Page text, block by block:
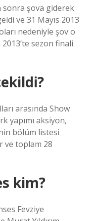
sonra şova giderek
ve 31 Mayıs 2013
nedeniyle şov o
sezon finali
arasında Show
yapımı aksiyon,
bölüm listesi
ve toplam 28
kim?
Fevziye